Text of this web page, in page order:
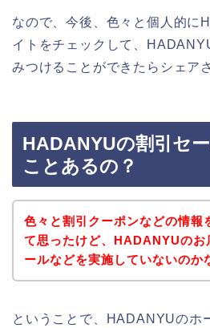
なので、今後、色々と個人的に
イトをチェックして、
みつけることができたらシェア
HADANYUの割引セ
ことあるの？
色々と割引クーポンなどの情報
て思ったけど、HADANYUのお
ールなどを実施していないのか
ということで、HADANYUのホ